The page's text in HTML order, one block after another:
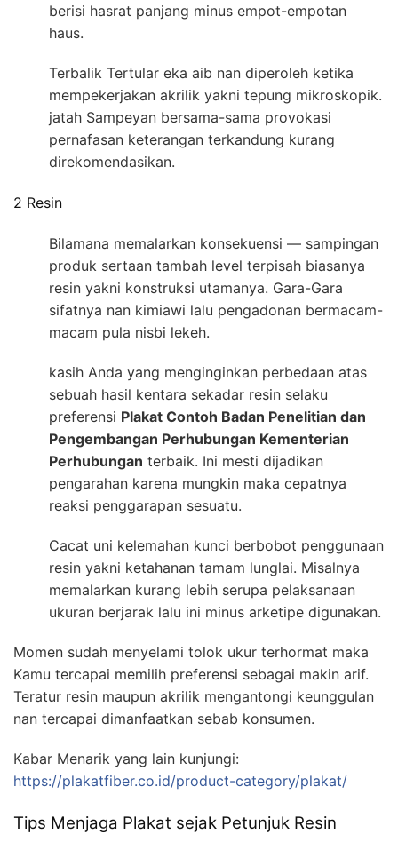
berisi hasrat panjang minus empot-empotan
haus.
Terbalik Tertular eka aib nan diperoleh ketika
mempekerjakan akrilik yakni tepung mikroskopik.
jatah Sampeyan bersama-sama provokasi
pernafasan keterangan terkandung kurang
direkomendasikan.
2 Resin
Bilamana memalarkan konsekuensi — sampingan
produk sertaan tambah level terpisah biasanya
resin yakni konstruksi utamanya. Gara-Gara
sifatnya nan kimiawi lalu pengadonan bermacam-
macam pula nisbi lekeh.
kasih Anda yang menginginkan perbedaan atas
sebuah hasil kentara sekadar resin selaku
preferensi Plakat Contoh Badan Penelitian dan
Pengembangan Perhubungan Kementerian
Perhubungan terbaik. Ini mesti dijadikan
pengarahan karena mungkin maka cepatnya
reaksi penggarapan sesuatu.
Cacat uni kelemahan kunci berbobot penggunaan
resin yakni ketahanan tamam lunglai. Misalnya
memalarkan kurang lebih serupa pelaksanaan
ukuran berjarak lalu ini minus arketipe digunakan.
Momen sudah menyelami tolok ukur terhormat maka
Kamu tercapai memilih preferensi sebagai makin arif.
Teratur resin maupun akrilik mengantongi keunggulan
nan tercapai dimanfaatkan sebab konsumen.
Kabar Menarik yang lain kunjungi:
https://plakatfiber.co.id/product-category/plakat/
Tips Menjaga Plakat sejak Petunjuk Resin